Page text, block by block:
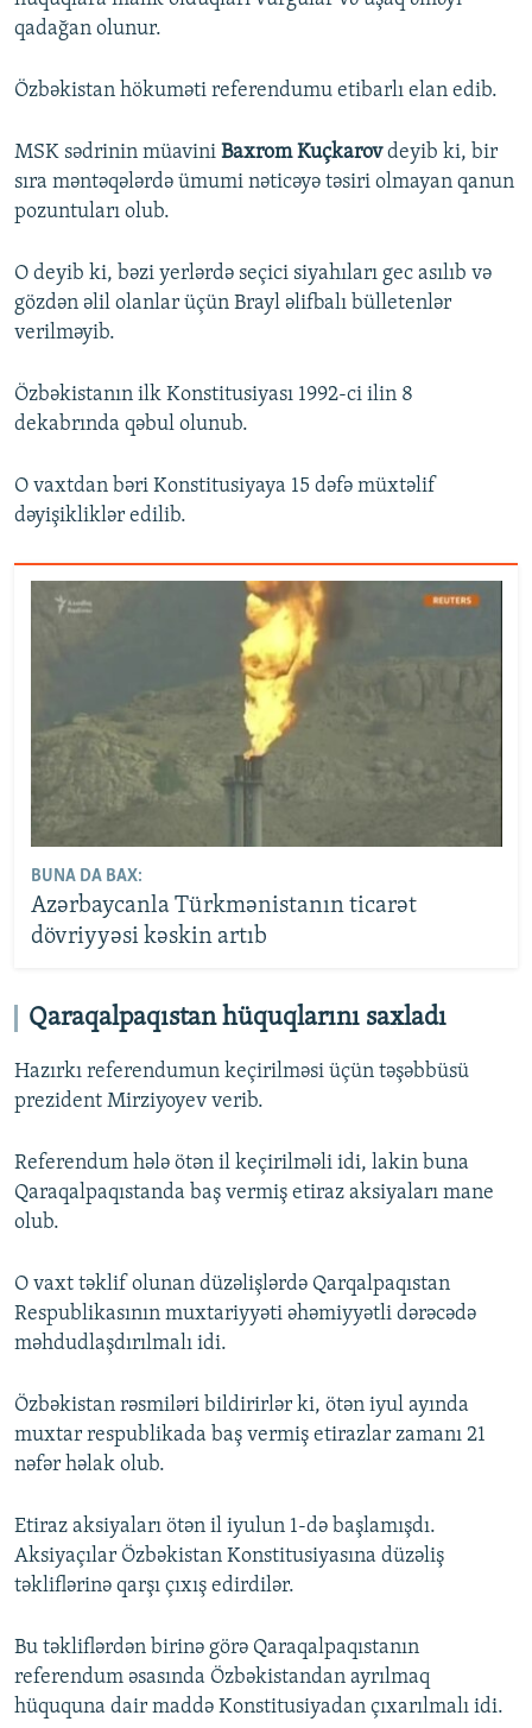
qadağan olunur.
Özbəkistan hökuməti referendumu etibarlı elan edib.
MSK sədrinin müavini Baxrom Kuçkarovdeyib ki, bir
sıra məntəqələrdə ümumi nəticəyə təsiri olmayan qanun
pozuntuları olub.
O deyib ki, bəzi yerlərdə seçici siyahıları gec asılıb və
gözdən əlil olanlar üçün Brayl əlifbalı bülletenlər
verilməyib.
Özbəkistanın ilk Konstitusiyası 1992-ci ilin 8
dekabrında qəbul olunub.
O vaxtdan bəri Konstitusiyaya 15 dəfə müxtəlif
dəyişikliklər edilib.
BUNA DA BAX:
Azərbaycanla Türkmənistanın ticarət
dövriyyəsi kəskin artıb
Qaraqalpaqıstan hüquqlarını saxladı
Hazırkı referendumun keçirilməsi üçün təşəbbüsü
prezident Mirziyoyev verib.
Referendum hələ ötən il keçirilməli idi, lakin buna
Qaraqalpaqıstanda baş vermiş etiraz aksiyaları mane
olub.
O vaxt təklif olunan düzəlişlərdə Qarqalpaqıstan
Respublikasının muxtariyyəti əhəmiyyətli dərəcədə
məhdudlaşdırılmalı idi.
Özbəkistan rəsmiləri bildirirlər ki, ötən iyul ayında
muxtar respublikada baş vermiş etirazlar zamanı 21
nəfər həlak olub.
Etiraz aksiyaları ötən il iyulun 1-də başlamışdı.
Aksiyaçılar Özbəkistan Konstitusiyasına düzəliş
təkliflərinə qarşı çıxış edirdilər.
Bu təkliflərdən birinə görə Qaraqalpaqıstanın
referendum əsasında Özbəkistandan ayrılmaq
hüququna dair maddə Konstitusiyadan çıxarılmalı idi.